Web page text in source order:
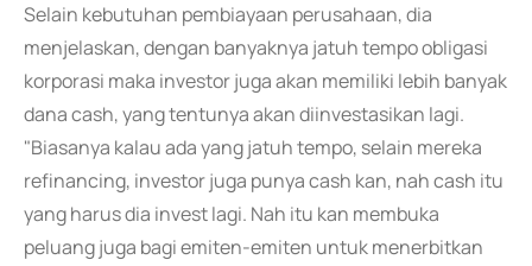
Selain kebutuhan pembiayaan perusahaan, dia
menjelaskan, dengan banyaknya jatuh tempo obligasi
korporasi maka investor juga akan memiliki lebih banyak
dana cash, yang tentunya akan diinvestasikan lagi.
"Biasanya kalau ada yang jatuh tempo, selain mereka
refinancing, investor juga punya cash kan, nah cash itu
yang harus dia invest lagi. Nah itu kan membuka
peluang juga bagi emiten-emiten untuk menerbitkan